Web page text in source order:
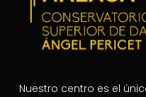
Nuestro centro es el